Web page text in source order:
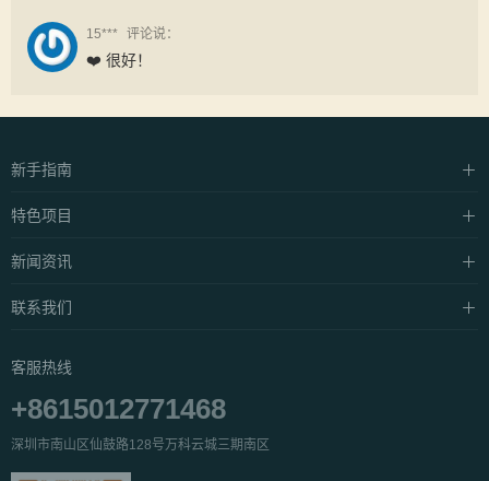
15*** 评论说：
❤️ 很好！
新手指南
硬件设施
特色项目
中泰·抓龙筋
新闻资讯
养生资讯
公益活动
联系我们
人才招聘
客服热线
+8615012771468
深圳市南山区仙鼓路128号万科云城三期南区